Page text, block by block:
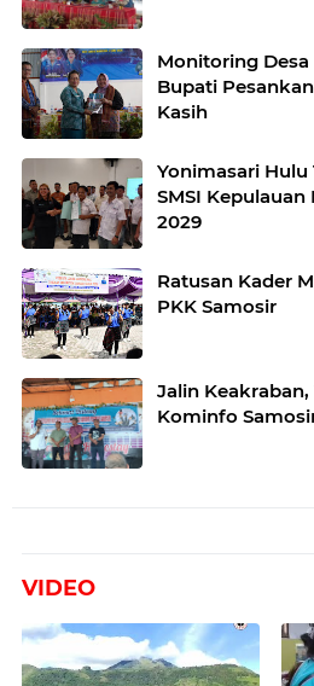
Monitoring Desa
Bupati
Kasih
Yonimasari Hulu
SMSI Kepulauan
2029
Ratusan Kader
PKK Samosir
Jalin
Kominfo
VIDEO